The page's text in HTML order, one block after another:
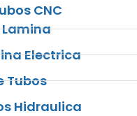
CNC
Electrica
Tubos
Hidraulica